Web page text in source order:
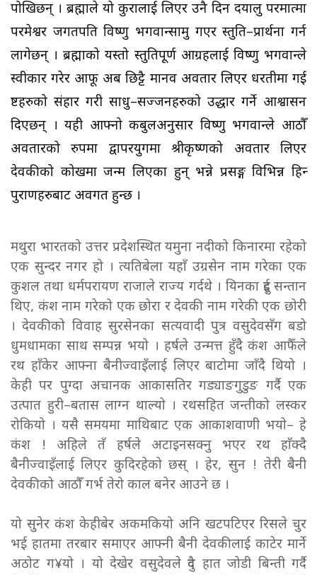
पोखिछन् । ब्रह्माले यो कुरालाई लिएर उनै दिन दयालु परमात्मा
परमेश्वर जगतपति विष्णु भगवान्सामु गएर स्तुति–प्रार्थना गर्न
लागेछन् । ब्रह्माको यस्तो स्तुतिपूर्ण आग्रहलाई विष्णु भगवान्ले
स्वीकार गरेर आफू अब छिट्टै मानव अवतार लिएर धरतीमा गई
दुष्टहरुको संहार गरी साधु–सज्जनहरुको उद्धार गर्ने आश्वासन
दिएछन् । यही आफ्नो कबुलअनुसार विष्णु भगवान्ले आठौँ
अवतारको रुपमा द्वापरयुगमा श्रीकृष्णको अवतार लिएर
देवकीको कोखमा जन्म लिएका हुन् भन्ने प्रसङ्ग विभिन्न हिन्दु
पुराणहरुबाट अवगत हुन्छ ।
मथुरा भारतको उत्तर प्रदेशस्थित यमुना नदीको किनारमा रहेको
एक सुन्दर नगर हो । त्यतिबेला यहाँ उग्रसेन नाम गरेका एक
कुशल तथा धर्मपरायण राजाले राज्य गर्दथे । यिनका दुई सन्तान
थिए, कंश नाम गरेको एक छोरा र देवकी नाम गरेकी एक छोरी
। देवकीको विवाह सुरसेनका सत्यवादी पुत्र वसुदेवसँग बडो
धुमधामका साथ सम्पन्न भयो । हर्षले उन्मत्त हुँदै कंश आफैँले
रथ हाँकेर आफ्ना बैनीज्वाइँलाई लिएर बाटोमा जाँदै थियो ।
केही पर पुग्दा अचानक आकासतिर गड्याङगुडुङ गर्दै एक
उत्पात हुरी–बतास लाग्न थाल्यो । रथसहित जन्तीको लस्कर
रोकियो । यसै समयमा माथिबाट एक आकाशवाणी भयो– हे
कंश ! अहिले तँ हर्षले अटाइनसक्नु भएर रथ हाँक्दै
बैनीज्वाइँलाई लिएर कुदिरहेको छस् । हेर, सुन ! तेरी बैनी
देवकीको आठौँ गर्भ तेरो काल बनेर आउने छ ।
यो सुनेर कंश केहीबेर अकमकियो अनि खटपटिएर रिसले चुर
भई हातमा तरबार समाएर आफ्नी बैनी देवकीलाई काटेर मार्ने
अठोट ग¥यो । यो देखेर वसुदेवले दुवै हात जोडी बिन्ती गर्दै